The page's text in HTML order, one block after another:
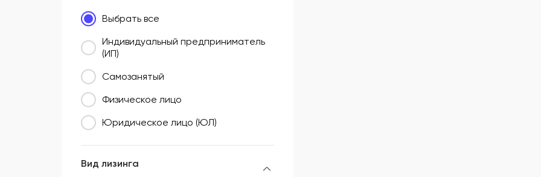
Южный федеральный округ (ЮФО)
Выбрать все
Индивидуальный предприниматель
(ИП)
Самозанятый
Физическое лицо
Юридическое лицо (ЮЛ)
Вид лизинга